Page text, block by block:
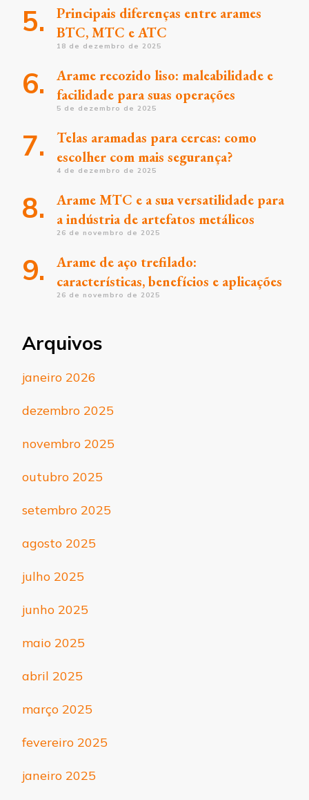
Principais diferenças entre arames
BTC, MTC e ATC
18 de dezembro de 2025
Arame recozido liso: maleabilidade e
facilidade para suas operações
5 de dezembro de 2025
Telas aramadas para cercas: como
escolher com mais segurança?
4 de dezembro de 2025
Arame MTC e a sua versatilidade para
a indústria de artefatos metálicos
26 de novembro de 2025
Arame de aço trefilado:
características, benefícios e aplicações
26 de novembro de 2025
Arquivos
janeiro 2026
dezembro 2025
novembro 2025
outubro 2025
setembro 2025
agosto 2025
julho 2025
junho 2025
maio 2025
abril 2025
março 2025
fevereiro 2025
janeiro 2025